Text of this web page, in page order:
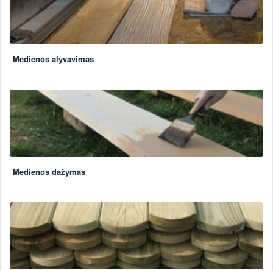
Medienos alyvavimas
Medienos dažymas